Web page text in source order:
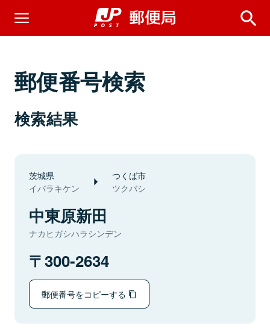
郵便番号検索
検索結果
茨城県
イバラキケン
つくば市
ツクバシ
中東原新田
ナカヒガシハラシンデン
300-2634
郵便番号をコピーする